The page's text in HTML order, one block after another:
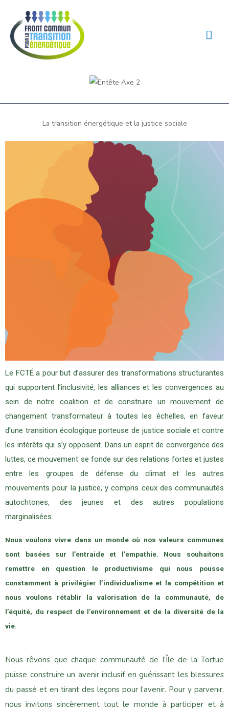
contenu
La transition énergétique et la justice sociale
Le FCTÉ a pour but d’assurer des transformations structurantes
qui supportent l’inclusivité, les alliances et les convergences au
sein de notre coalition et de construire un mouvement de
changement transformateur à toutes les échelles, en faveur
d’une transition écologique porteuse de justice sociale et contre
les intérêts qui s’y opposent. Dans un esprit de convergence des
luttes, ce mouvement se fonde sur des relations fortes et justes
entre les groupes de défense du climat et les autres
mouvements pour la justice, y compris ceux des communautés
autochtones, des jeunes et des autres populations
marginalisées.
Nous voulons vivre dans un monde où nos valeurs communes
sont basées sur l’entraide et l’empathie. Nous souhaitons
remettre en question le productivisme qui nous pousse
constamment à privilégier l’individualisme et la compétition et
nous voulons rétablir la valorisation de la communauté, de
l’équité, du respect de l’environnement et de la diversité de la
vie.
Nous rêvons que chaque communauté de l’Île de la Tortue
puisse construire un avenir inclusif en guérissant les blessures
du passé et en tirant des leçons pour l’avenir. Pour y parvenir,
nous invitons sincèrement tout le monde à participer et à